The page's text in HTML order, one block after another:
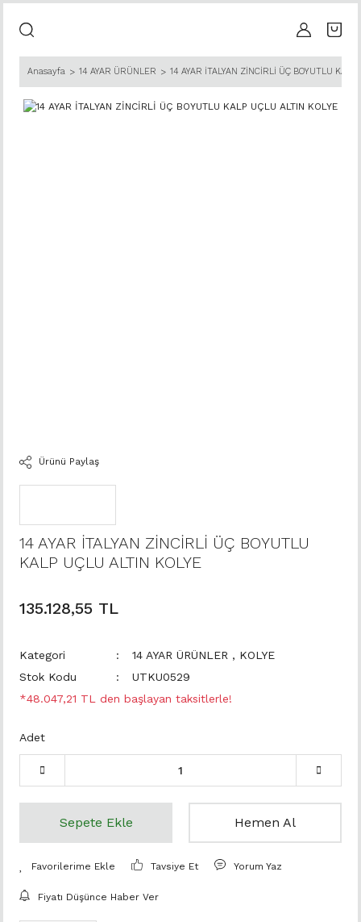
Anasayfa 14 AYAR ÜRÜNLER 14 AYAR İTALYAN ZİNCİRLİ ÜÇ BOYUTLU KALP
Ürünü Paylaş
14 AYAR İTALYAN ZİNCİRLİ ÜÇ BOYUTLU
KALP UÇLU ALTIN KOLYE
135.128,55 TL
Kategori 14 AYAR ÜRÜNLER , KOLYE
Stok Kodu
UTKU0529
*48.047,21 TL den başlayan taksitlerle!
Adet
Sepete Ekle Hemen Al
Tavsiye Et Yorum Yaz
Fiyatı Düşünce Haber Ver